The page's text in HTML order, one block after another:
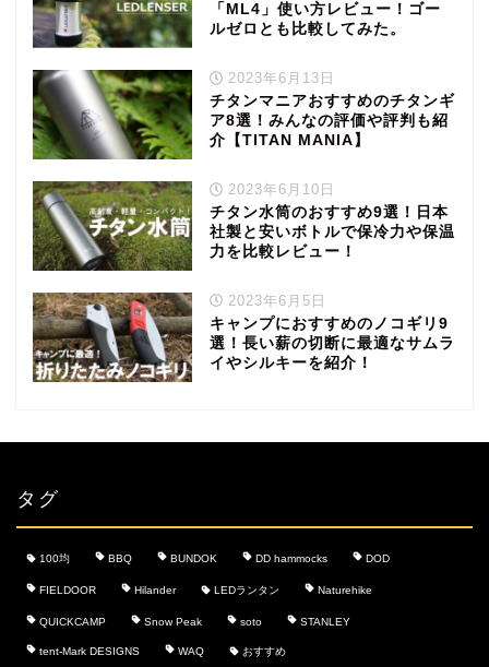
「ML4」使い方レビュー！ゴー
ルゼロとも比較してみた。
2023年6月13日
チタンマニアおすすめのチタンギ
ア8選！みんなの評価や評判も紹
介【TITAN MANIA】
2023年6月10日
チタン水筒のおすすめ9選！日本
社製と安いボトルで保冷力や保温
力を比較レビュー！
2023年6月5日
キャンプにおすすめのノコギリ9
選！長い薪の切断に最適なサムラ
イやシルキーを紹介！
タグ
100均 BBQ BUNDOK DD hammocks DOD
FIELDOOR Hilander LEDランタン Naturehike
QUICKCAMP Snow Peak soto STANLEY
tent-Mark DESIGNS WAQ おすすめ